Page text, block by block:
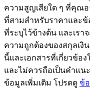
กิจกรรมเพิ่มเติม
รับรางวัลและสิทธิ
ความสูญเสียใด ๆ ที่คุณอ
ที่สามสำหรับราคาและข้
ที่ระบุไว้ข้างต้น และเร
ความถูกต้องของสกุลเงิ
นี้และเอกสารที่เกี่ยวข้อ
และไม่ควรถือเป็นคำแน
ข้อมูลเพิ่มเติม โปรดดู ข้